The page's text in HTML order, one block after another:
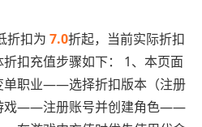
折扣为 7.0折起，当前实际折扣
扣充值步骤如下： 1、本页面
职业——选择折扣版本（注册
戏——注册账号并创建角色——